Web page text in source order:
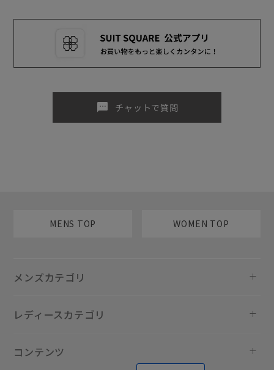
sms チャットで質問
MENS TOP WOMEN TOP
メンズカテゴリ
レディースカテゴリ
コンテンツ